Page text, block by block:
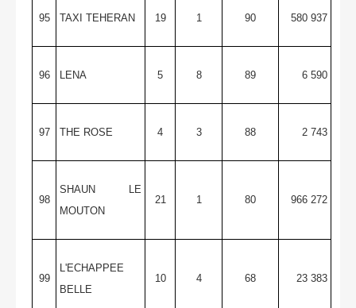
95 TAXI TEHERAN 19 1 90 580 937
96 LENA 5 8 89 6 590
97 THE ROSE 4 3 88 2 743
98
SHAUN LE
MOUTON
21 1 80 966 272
99
L'ECHAPPEE
BELLE
10 4 68 23 383